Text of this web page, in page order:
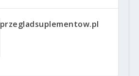
przegladsuplementow.pl